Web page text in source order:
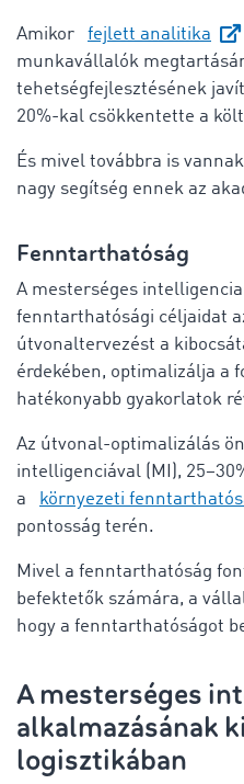
Amikor fejlett analitika
munkavállalók
tehetségfejlesztésének
20%-kal csökkentette a
És mivel továbbra is vannak
nagy segítség ennek az
Fenntarthatóság
A mesterséges
fenntarthatósági céljaidat
útvonaltervezést a
érdekében, optimalizálja a
hatékonyabb gyakorlatok
Az útvonal-optimalizálás
intelligenciával (MI),
a
környezeti
pontosság terén.
Mivel a fenntarthatóság
befektetők számára, a
hogy a fenntarthatóságot
A mesterséges
alkalmazásának
logisztikában